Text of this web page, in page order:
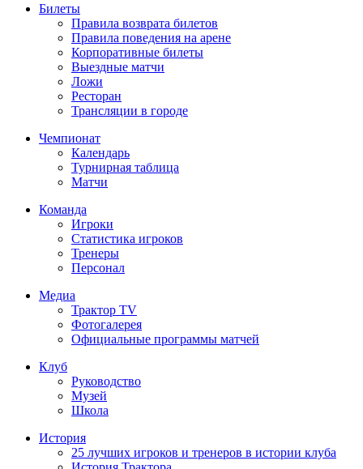
Билеты
Правила возврата билетов
Правила поведения на арене
Корпоративные билеты
Выездные матчи
Ложи
Ресторан
Трансляции в городе
Чемпионат
Календарь
Турнирная таблица
Матчи
Команда
Игроки
Статистика игроков
Тренеры
Персонал
Медиа
Трактор TV
Фотогалерея
Официальные программы матчей
Клуб
Руководство
Музей
Школа
История
25 лучших игроков и тренеров в истории клуба